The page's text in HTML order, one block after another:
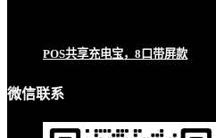
POS共享充电宝，8口带屏款
微信联系